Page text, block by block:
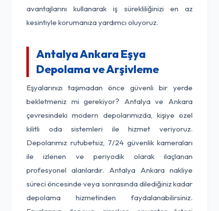
avantajlarını kullanarak iş sürekliliğinizi en az
kesintiyle korumanıza yardımcı oluyoruz.
Antalya Ankara Eşya
Depolama ve Arşivleme
Eşyalarınızı taşımadan önce güvenli bir yerde
bekletmeniz mi gerekiyor? Antalya ve Ankara
çevresindeki modern depolarımızda, kişiye özel
kilitli oda sistemleri ile hizmet veriyoruz.
Depolarımız rutubetsiz, 7/24 güvenlik kameraları
ile izlenen ve periyodik olarak ilaçlanan
profesyonel alanlardır. Antalya Ankara nakliye
süreci öncesinde veya sonrasında dilediğiniz kadar
depolama hizmetinden faydalanabilirsiniz.